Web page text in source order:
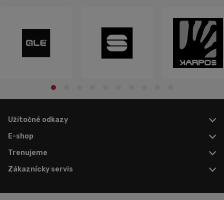
Užitočné odkazy
E-shop
Trenujeme
Zákaznícky servis